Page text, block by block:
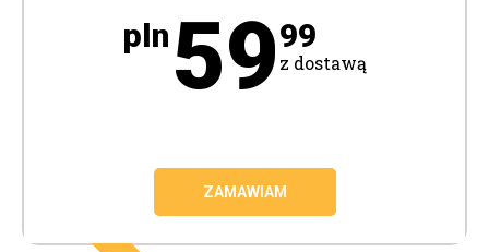
pln 5999
z dostawą
ZAMAWIAM